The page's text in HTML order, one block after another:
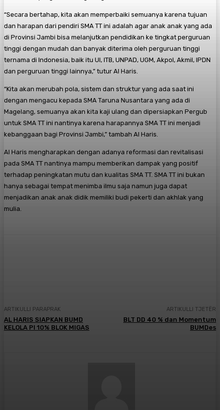
“Secara bertahap, kita akan memperbaiki semuanya karena tujuan
dan harapan dari pendiri SMA TT ini adalah agar anak anak yang ada
di Provinsi Jambi bisa melanjutkan pendidikan ke tingkat perguruan
tinggi dengan mudah dan banyak diterima oleh perguruan tinggi
ternama di Indonesia, baik itu UI, ITB, UNPAD, UGM, Akpol, Akmil, IPDN
dan perguruan tinggi lainnya,” tutur Al Haris.
“Kita akan merubah pola, sistem dan struktur yang ada saat ini
dengan mengacu kepada SMA Taruna Nusantara yang ada di
Magelang, semuanya akan kita kaji ulang dan dipersiapkan Pergub
untuk SMA TT ini nantinya karena harapannya SMA TT ini menjadi
kebanggaan bagi Provinsi Jambi,” tambah Al Haris.
Al Haris mengharapkan dengan adanya reformasi dan revitalisasi
pada SMA TT nantinya mampu memberikan dampak yang positif
terhadap peningkatan mutu dan kualitas SMA TT. SMA TT ini bukan
hanya sebagai tempat menimba ilmu saja namun juga dapat
menjadikan anak anak didik memiliki budi pekerti dan akhlak yang
mulia.
ARTIKULLI PARAPRAK
AL HARIS SIAPKAN BUMD
KELOLA PI 10% BLOK MIGAS
ARTIKULLI TJETËR
BLT DD 40 % dan Momentum
BUMDes